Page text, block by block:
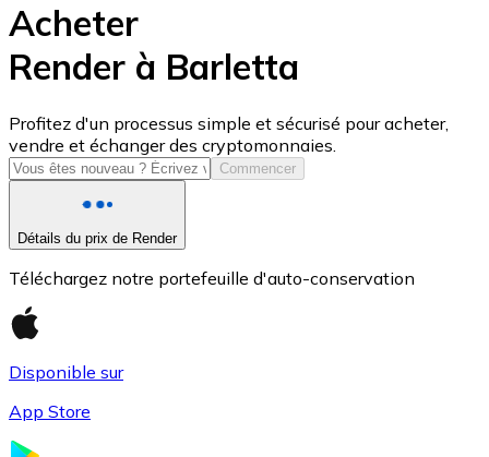
USD Coin
USDC
Acheter
Render à Barletta
Profitez d'un processus simple et sécurisé pour acheter,
vendre et échanger des cryptomonnaies.
Commencer
Détails du prix de Render
Téléchargez notre portefeuille d'auto-conservation
Disponible sur
App Store